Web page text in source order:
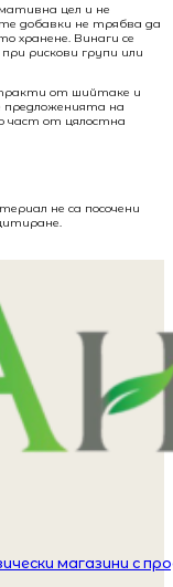
цел и не
добавки не трябва да
хранене. Винаги се
рискови групи или
от шийтаке и
предложенията на
част от цялостна
не са посочени
магазини с